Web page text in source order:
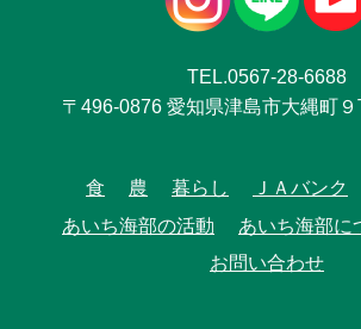
TEL.0567-28-6688
〒496-0876 愛知県津島市大縄町
食 農 暮らし ＪＡバンク
あいち海部の活動
あいち海部に
お問い合わせ